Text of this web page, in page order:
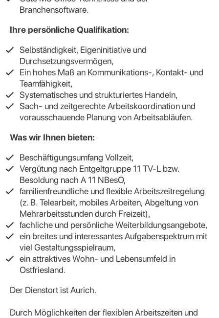
Branchensoftware.
Ihre persönliche Qualifikation:
Selbständigkeit, Eigeninitiative und
Durchsetzungsvermögen,
Ein hohes Maß an Kommunikations-, Kontakt- und
Teamfähigkeit,
Systematisches und strukturiertes Handeln,
Sach- und zeitgerechte Arbeitskoordination und
vorausschauende Planung von Arbeitsabläufen.
Was wir Ihnen bieten:
Beschäftigungsumfang Vollzeit,
Vergütung nach Entgeltgruppe 11 TV-L bzw.
Besoldung nach A 11 NBesO,
familienfreundliche und flexible Arbeitszeitregelung
(z. B. Telearbeit, mobiles Arbeiten, Abgeltung von
Mehrarbeitsstunden durch Freizeit),
fachliche und persönliche Weiterbildungsangebote,
ein breites und interessantes Aufgabenspektrum mit
viel Gestaltungsspielraum,
ein attraktives Wohn- und Lebensumfeld in
Ostfriesland.
Der Dienstort ist Aurich.
Durch Möglichkeiten der flexiblen Arbeitszeiten und